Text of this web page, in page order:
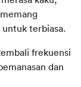
terbiasa.
frekuensi
dan